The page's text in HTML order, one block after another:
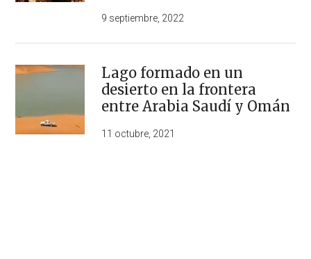
9 septiembre, 2022
Lago formado en un
desierto en la frontera
entre Arabia Saudí y Omán
11 octubre, 2021